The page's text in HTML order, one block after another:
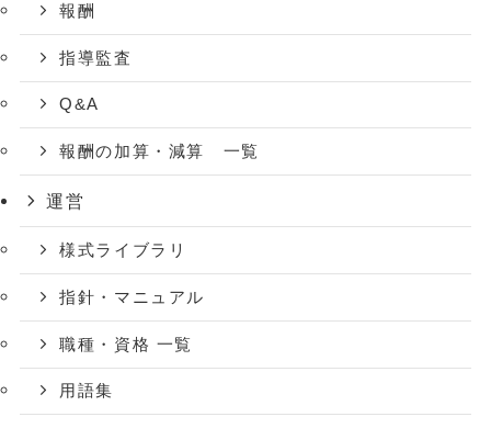
報酬
指導監査
Q&A
報酬の加算・減算 一覧
運営
様式ライブラリ
指針・マニュアル
職種・資格 一覧
用語集